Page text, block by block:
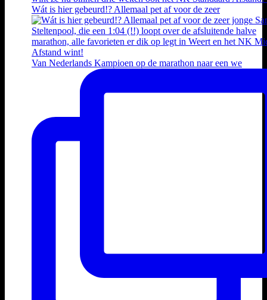
Wát is hier gebeurd!? Allemaal pet af voor de zeer
Van Nederlands Kampioen op de marathon naar een we